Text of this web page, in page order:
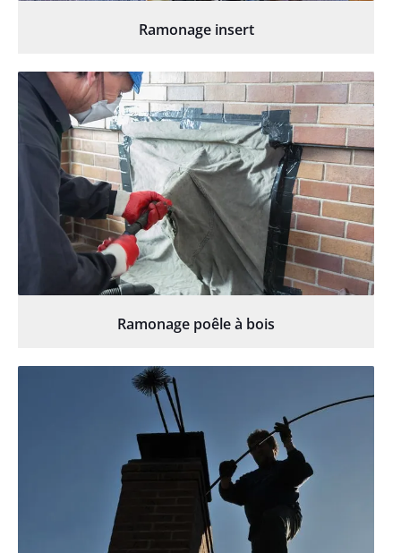
Ramonage insert
Ramonage poêle à bois